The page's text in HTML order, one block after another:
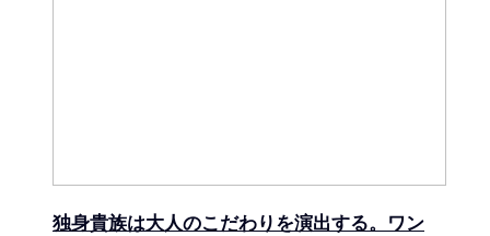
独身貴族は大人のこだわりを演出する。ワン